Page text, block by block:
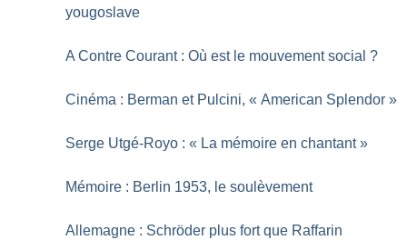
yougoslave
A Contre Courant : Où est le mouvement social ?
Cinéma : Berman et Pulcini, « American Splendor »
Serge Utgé-Royo : « La mémoire en chantant »
Mémoire : Berlin 1953, le soulèvement
Allemagne : Schröder plus fort que Raffarin